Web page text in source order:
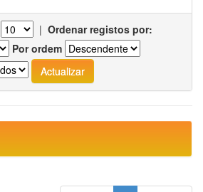
| Ordenar registos por:
Por ordem